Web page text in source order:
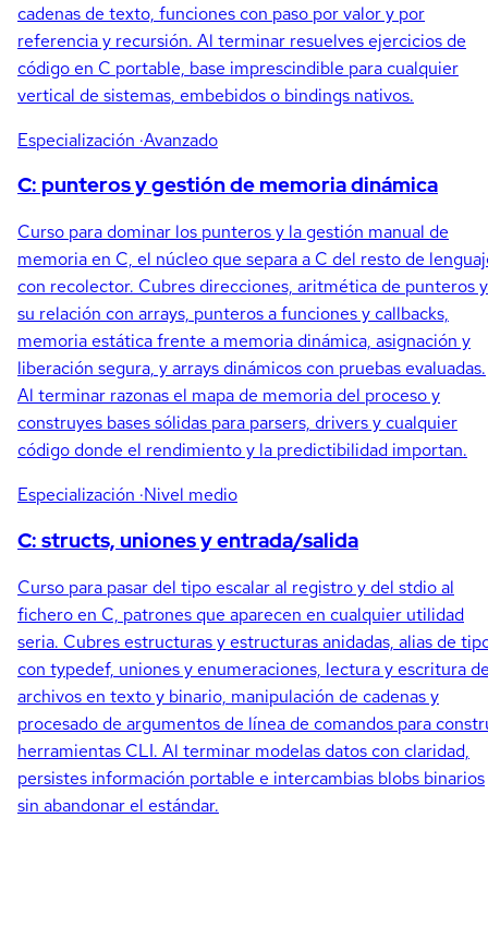
cadenas de texto, funciones con paso por valor y por
referencia y recursión. Al terminar resuelves ejercicios de
código en C portable, base imprescindible para cualquier
vertical de sistemas, embebidos o bindings nativos.
Especialización ·Avanzado
C: punteros y gestión de memoria dinámica
Curso para dominar los punteros y la gestión manual de
memoria en C, el núcleo que separa a C del resto de
con recolector. Cubres direcciones, aritmética de punteros y
su relación con arrays, punteros a funciones y callbacks,
memoria estática frente a memoria dinámica, asignación y
liberación segura, y arrays dinámicos con pruebas evaluadas.
Al terminar razonas el mapa de memoria del proceso y
construyes bases sólidas para parsers, drivers y cualquier
código donde el rendimiento y la predictibilidad importan.
Especialización ·Nivel medio
C: structs, uniones y entrada/salida
Curso para pasar del tipo escalar al registro y del stdio al
fichero en C, patrones que aparecen en cualquier utilidad
seria. Cubres estructuras y estructuras anidadas, alias de
con typedef, uniones y enumeraciones, lectura y escritura
archivos en texto y binario, manipulación de cadenas y
procesado de argumentos de línea de comandos para
herramientas CLI. Al terminar modelas datos con claridad,
persistes información portable e intercambias blobs binarios
sin abandonar el estándar.